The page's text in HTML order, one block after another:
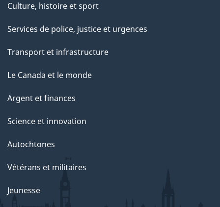
Culture, histoire et sport
Services de police, justice et urgences
Transport et infrastructure
Le Canada et le monde
Argent et finances
Science et innovation
Autochtones
Vétérans et militaires
Jeunesse